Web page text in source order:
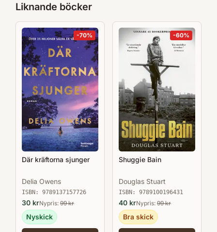
Konsthögskolan, och en mognad där Björn
så småningom finner ett
sammanhang.Tonen är humoristisk och
ömsint. Björns väg från sökande yngling till
tryggheten i en värld där han hör hemma
skildras finstämt och träffsäkert. Arnes kiosk
är en övertygande och levande
uppväxtroman av en debutant med både
berättarglädje och insiktsfullhet.
Liknande böcker
-70%
Där kräftorna sjunger
Delia Owens
ISBN: 9789137157726
30 krNypris: 99kr
Nyskick
-60%
Shuggie Bain
Douglas Stuart
ISBN: 9789100196431
40 krNypris: 99kr
Bra skick